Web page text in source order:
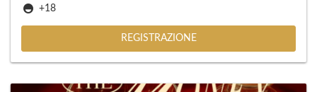
+18
REGISTRAZIONE